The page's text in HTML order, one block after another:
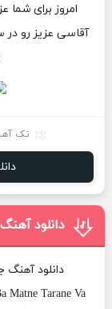
امروز برای شما
آقاسی عزیز رو در
تک
دانلود
دانلود آهنگ
Matne Tarane Va